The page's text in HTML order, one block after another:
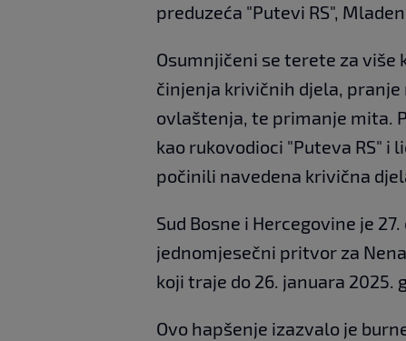
preduzeća "Putevi RS",
Osumnjičeni se terete za
činjenja krivičnih djela,
ovlaštenja, te primanje mita.
kao rukovodioci "Puteva RS" i
počinili navedena krivična
Sud Bosne i Hercegovine je
jednomjesečni pritvor za
koji traje do 26. januara 2025.
Ovo hapšenje izazvalo je